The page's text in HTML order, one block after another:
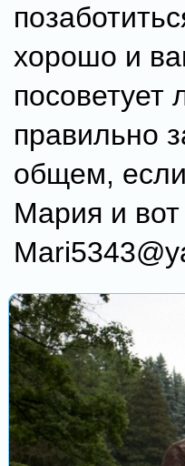
хорошо и
посоветует
правильно
общем,
Мария и